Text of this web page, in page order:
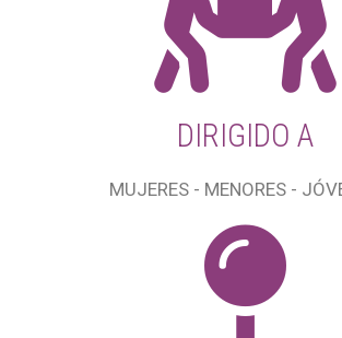
DIRIGIDO A
MUJERES - MENORES -